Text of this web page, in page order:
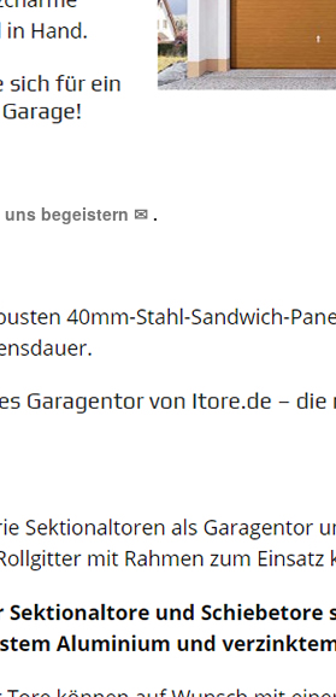
uns begeistern ✉ .